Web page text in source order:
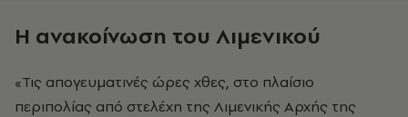
Η ανακοίνωση του Λιμενικού
«Τις απογευματινές ώρες χθες, στο πλαίσιο
περιπολίας από στελέχη της Λιμενικής Αρχής της